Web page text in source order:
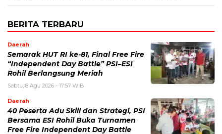
BERITA TERBARU
Daerah
Semarak HUT RI ke-81, Final Free Fire
“Independent Day Battle” PSI–ESI
Rohil Berlangsung Meriah
Sabtu, 8 Agu 2026 - 17:57 WIB
Daerah
40 Peserta Adu Skill dan Strategi, PSI
Bersama ESI Rohil Buka Turnamen
Free Fire Independent Day Battle